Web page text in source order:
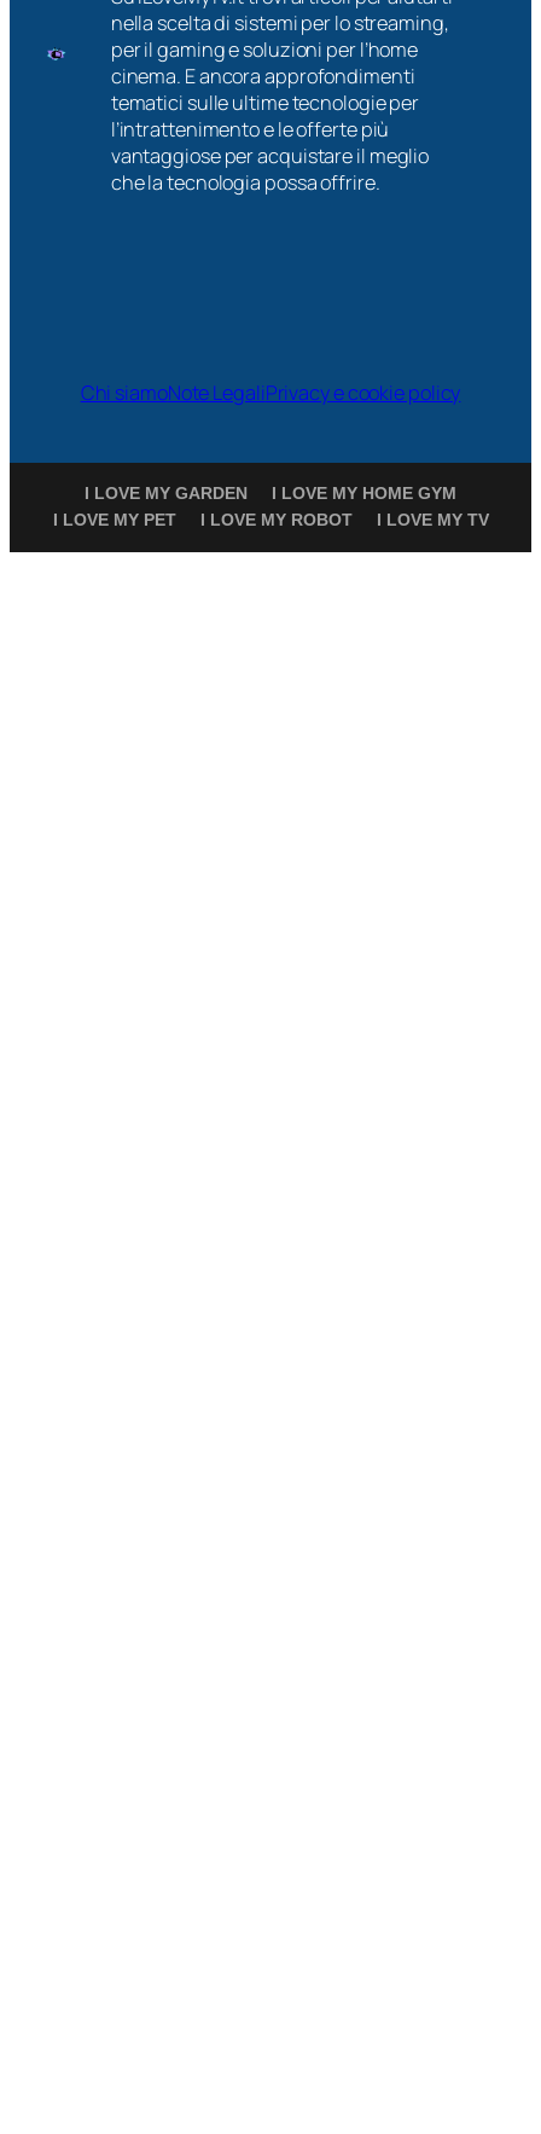
nella scelta di sistemi per lo streaming,
per il gaming e soluzioni per l’home
cinema. E ancora approfondimenti
tematici sulle ultime tecnologie per
l’intrattenimento e le offerte più
vantaggiose per acquistare il meglio
che la tecnologia possa offrire.
Chi siamoNote LegaliPrivacy e cookie policy
I LOVE MY GARDEN
I LOVE MY HOME GYM
I LOVE MY PET
I LOVE MY ROBOT I LOVE MY TV